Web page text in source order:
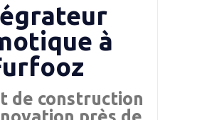
à
de construction